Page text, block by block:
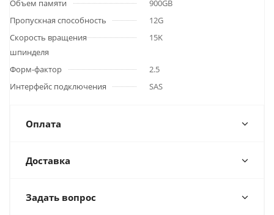
Объем памяти
900GB
Пропускная способность
12G
Скорость вращения
шпинделя
15K
Форм-фактор
2.5
Интерфейс подключения
SAS
Оплата
Доставка
Задать вопрос